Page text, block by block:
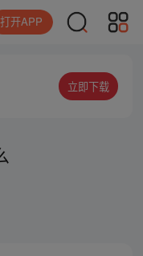
打开APP
立即下载